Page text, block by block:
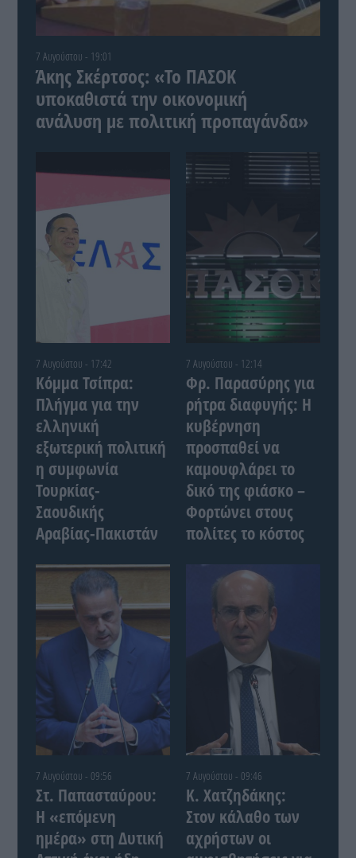
7 Αυγούστου - 19:01
Άκης Σκέρτσος: «Το ΠΑΣΟΚ
υποκαθιστά την οικονομική
ανάλυση με πολιτική προπαγάνδα»
7 Αυγούστου - 17:42
Κόμμα Τσίπρα:
Πλήγμα για την
ελληνική
εξωτερική πολιτική
η συμφωνία
Τουρκίας-
Σαουδικής
Αραβίας-Πακιστάν
7 Αυγούστου - 12:14
Φρ. Παρασύρης για
ρήτρα διαφυγής: Η
κυβέρνηση
προσπαθεί να
καμουφλάρει το
δικό της φιάσκο –
Φορτώνει στους
πολίτες το κόστος
7 Αυγούστου - 09:56
Στ. Παπασταύρου:
Η «επόμενη
ημέρα» στη Δυτική
7 Αυγούστου - 09:46
Κ. Χατζηδάκης:
Στον κάλαθο των
αχρήστων οι